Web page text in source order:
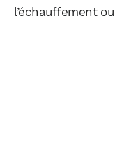
l’échauffement